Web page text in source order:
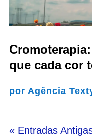
que cada cor
por Agência
« Entradas